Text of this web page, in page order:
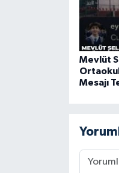
Mevlüt
Mesajı